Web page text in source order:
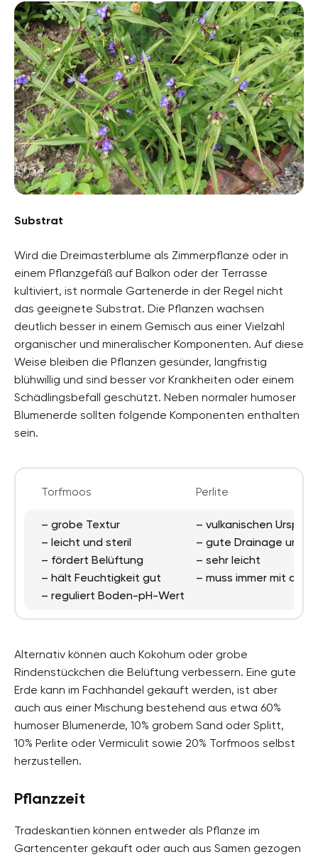
Substrat
Wird die Dreimasterblume als Zimmerpflanze oder in
einem Pflanzgefäß auf Balkon oder der Terrasse
kultiviert, ist normale Gartenerde in der Regel nicht
das geeignete Substrat. Die Pflanzen wachsen
deutlich besser in einem Gemisch aus einer Vielzahl
organischer und mineralischer Komponenten. Auf diese
Weise bleiben die Pflanzen gesünder, langfristig
blühwillig und sind besser vor Krankheiten oder einem
Schädlingsbefall geschützt. Neben normaler humoser
Blumenerde sollten folgende Komponenten enthalten
sein.
Torfmoos Perlite
– grobe Textur
– leicht und steril
– fördert Belüftung
– hält Feuchtigkeit gut
– reguliert Boden-pH-Wert
– vulkanischen
– gute Drainage und
– sehr leicht
– muss immer mit
Alternativ können auch Kokohum oder grobe
Rindenstückchen die Belüftung verbessern. Eine gute
Erde kann im Fachhandel gekauft werden, ist aber
auch aus einer Mischung bestehend aus etwa 60%
humoser Blumenerde, 10% grobem Sand oder Splitt,
10% Perlite oder Vermiculit sowie 20% Torfmoos selbst
herzustellen.
Pflanzzeit
Tradeskantien können entweder als Pflanze im
Gartencenter gekauft oder auch aus Samen gezogen